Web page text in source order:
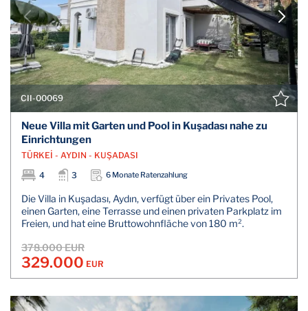
CII-00069
Neue Villa mit Garten und Pool in Kuşadası nahe zu
Einrichtungen
TÜRKEİ - AYDIN - KUŞADASI
4
3 6 Monate Ratenzahlung
Die Villa in Kuşadası, Aydın, verfügt über ein Privates Pool,
einen Garten, eine Terrasse und einen privaten Parkplatz im
Freien, und hat eine Bruttowohnfläche von 180 m².
378.000 EUR
329.000 EUR